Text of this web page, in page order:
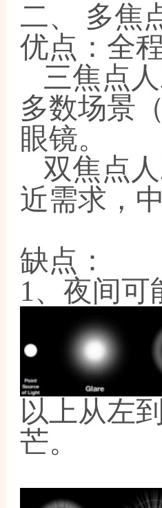
二、
多焦
优点：全
三焦点
多数场景
眼镜。
双焦点
近需求，
缺点：
1、夜间
以上从左
芒。